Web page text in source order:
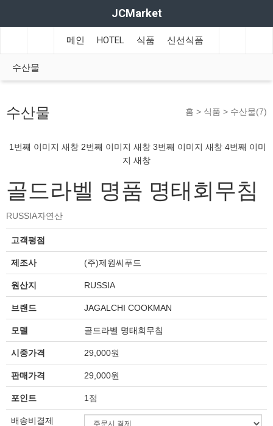
JCMarket
메인 HOTEL 식품 신선식품
수산물
홈 > 식품 > 수산물(7)
수산물
1번째 이미지 새창 2번째 이미지 새창 3번째 이미지 새창 4번째 이미
지 새창
골드라벨 명품 명태회무침
RUSSIA자연산
고객평점
제조사 (주)제원씨푸드
원산지 RUSSIA
브랜드 JAGALCHI COOKMAN
모델 골드라벨 명태회무침
시중가격 29,000원
판매가격 29,000원
포인트 1점
배송비결제